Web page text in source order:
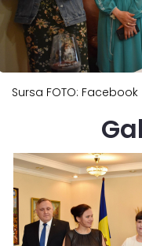
Sursa FOTO: Facebook